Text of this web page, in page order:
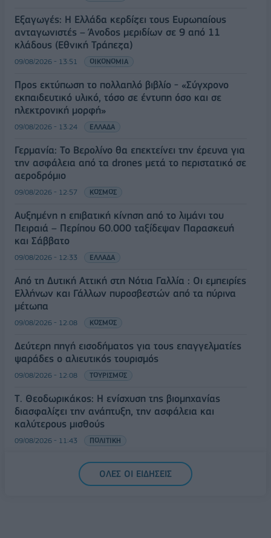
Εξαγωγές: Η Ελλάδα κερδίζει τους Ευρωπαίους
ανταγωνιστές – Άνοδος μεριδίων σε 9 από 11
κλάδους (Εθνική Τράπεζα)
09/08/2026 - 13:51 ΟΙΚΟΝΟΜΙΑ
Προς εκτύπωση το πολλαπλό βιβλίο - «Σύγχρονο
εκπαιδευτικό υλικό, τόσο σε έντυπη όσο και σε
ηλεκτρονική μορφή»
09/08/2026 - 13:24 ΕΛΛΑΔΑ
Γερμανία: Το Βερολίνο θα επεκτείνει την έρευνα για
την ασφάλεια από τα drones μετά το περιστατικό σε
αεροδρόμιο
09/08/2026 - 12:57 ΚΟΣΜΟΣ
Αυξημένη η επιβατική κίνηση από το λιμάνι του
Πειραιά – Περίπου 60.000 ταξίδεψαν Παρασκευή
και Σάββατο
09/08/2026 - 12:33 ΕΛΛΑΔΑ
Από τη Δυτική Αττική στη Νότια Γαλλία : Οι εμπειρίες
Ελλήνων και Γάλλων πυροσβεστών από τα πύρινα
μέτωπα
09/08/2026 - 12:08 ΚΟΣΜΟΣ
Δεύτερη πηγή εισοδήματος για τους επαγγελματίες
ψαράδες ο αλιευτικός τουρισμός
09/08/2026 - 12:08 ΤΟΥΡΙΣΜΟΣ
Τ. Θεοδωρικάκος: Η ενίσχυση της βιομηχανίας
διασφαλίζει την ανάπτυξη, την ασφάλεια και
καλύτερους μισθούς
09/08/2026 - 11:43 ΠΟΛΙΤΙΚΗ
Υπ. Μεταφορών: Οριστική λύση στο ζήτημα των
πινακίδων κυκλοφορίας - Τέλος στις χρονοβόρες
ΟΛΕΣ ΟΙ ΕΙΔΗΣΕΙΣ